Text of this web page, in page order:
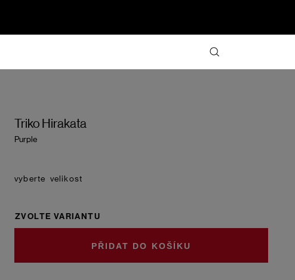
Triko Hirakata
Purple
velikost
ZVOLTE VARIANTU
DO KOŠÍKU